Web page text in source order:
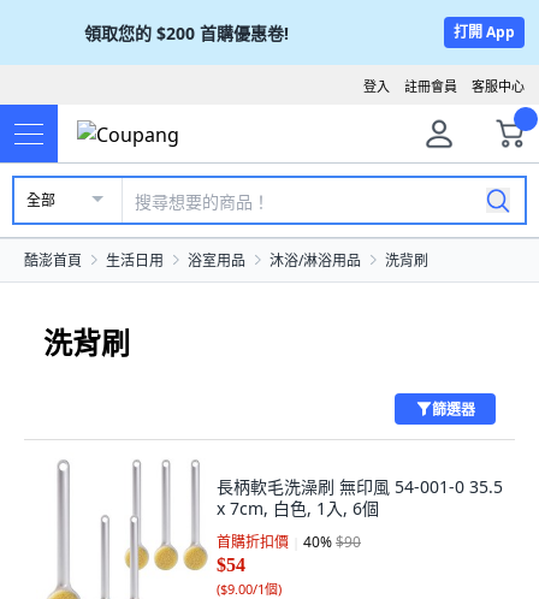
領取您的 $200 首購優惠卷! 打開 App
客服中心
註冊會員
登入
全部
酷澎首頁 生活日用 浴室用品 沐浴/淋浴用品 洗背刷
洗背刷
篩選器
長柄軟毛洗澡刷 無印風 54-001-0 35.5
x 7cm, 白色, 1入, 6個
首購折扣價 40%$90
$54
($9.00/1個)